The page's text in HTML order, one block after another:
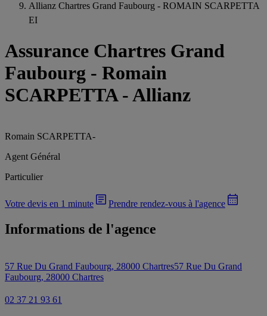
Allianz Chartres Grand Faubourg - ROMAIN SCARPETTA
EI
Assurance Chartres Grand
Faubourg - Romain
SCARPETTA - Allianz
Romain SCARPETTA-
Agent Général
Particulier
Votre devis en 1 minute Prendre rendez-vous à l'agence
Informations de l'agence
57 Rue Du Grand Faubourg, 28000 Chartres57 Rue Du Grand
Faubourg, 28000 Chartres
02 37 21 93 61